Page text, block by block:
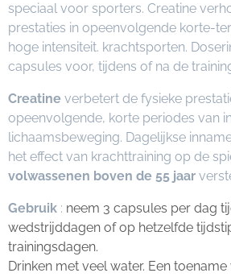
speciaal voor sporters. Creatine
prestaties in opeenvolgende korte-
hoge intensiteit. krachtsporten.
capsules voor, tijdens of na de
Creatine verbetert de fysieke
opeenvolgende, korte periodes van
lichaamsbeweging. Dagelijkse
het effect van krachttraining op de
volwassenen boven de 55 jaar
Gebruik : neem 3 capsules per dag
wedstrijddagen of op hetzelfde
trainingsdagen.
Drinken met veel water. Een